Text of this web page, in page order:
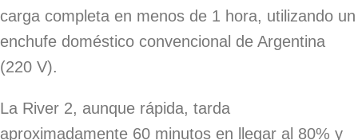
carga completa en menos de 1 hora, utilizando un
enchufe doméstico convencional de Argentina
(220 V).
La River 2, aunque rápida, tarda
aproximadamente 60 minutos en llegar al 80% y